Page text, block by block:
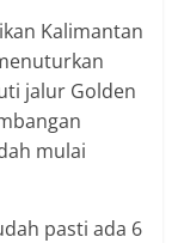
Kalimantan
jalur Golden
mulai
pasti ada 6